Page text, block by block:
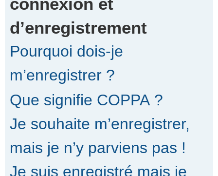
d’enregistrement
Pourquoi dois-je
m’enregistrer ?
Que signifie COPPA ?
Je souhaite m’enregistrer,
mais je n’y parviens pas !
Je suis enregistré mais je